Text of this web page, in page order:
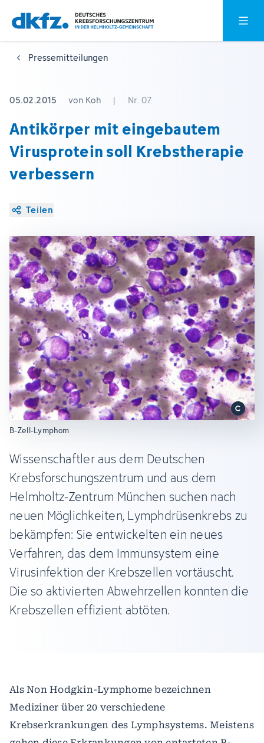
Zum
Hauptinhalt
springen
Zur
Fußzeile
springen
Pressemitteilungen
05.02.2015 von Koh | Nr. 07
Antikörper mit eingebautem
Virusprotein soll Krebstherapie
verbessern
Teilen
B-Zell-Lymphom
Wissenschaftler aus dem Deutschen
Krebsforschungszentrum und aus dem
Helmholtz-Zentrum München suchen nach
neuen Möglichkeiten, Lymphdrüsenkrebs zu
bekämpfen: Sie entwickelten ein neues
Verfahren, das dem Immunsystem eine
Virusinfektion der Krebszellen vortäuscht.
Die so aktivierten Abwehrzellen konnten die
Krebszellen effizient abtöten.
Als Non Hodgkin-Lymphome bezeichnen
Mediziner über 20 verschiedene
Krebserkrankungen des Lymphsystems. Meistens